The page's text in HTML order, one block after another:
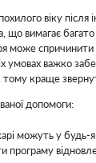
віку після
що вимагає
може спричинити
умовах важко
краще
допомоги:
можуть у
програму